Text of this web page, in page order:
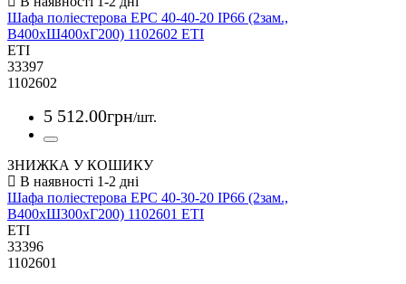
Шафа поліестерова EPC 40-40-20 IP66 (2зам.,
В400xШ400xГ200) 1102602 ETI
ETI
33397
1102602
5 512.00грн/шт.
ЗНИЖКА У КОШИКУ
Шафа поліестерова EPC 40-30-20 IP66 (2зам.,
В400xШ300xГ200) 1102601 ETI
ETI
33396
1102601